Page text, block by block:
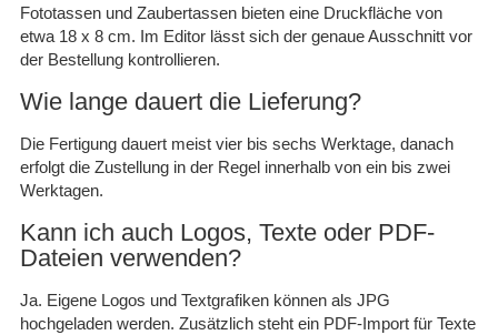
Fototassen und Zaubertassen bieten eine Druckfläche von
etwa 18 x 8 cm. Im Editor lässt sich der genaue Ausschnitt vor
der Bestellung kontrollieren.
Wie lange dauert die Lieferung?
Die Fertigung dauert meist vier bis sechs Werktage, danach
erfolgt die Zustellung in der Regel innerhalb von ein bis zwei
Werktagen.
Kann ich auch Logos, Texte oder PDF-
Dateien verwenden?
Ja. Eigene Logos und Textgrafiken können als JPG
hochgeladen werden. Zusätzlich steht ein PDF-Import für Texte